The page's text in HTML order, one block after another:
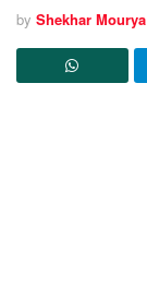
by Shekhar Mourya